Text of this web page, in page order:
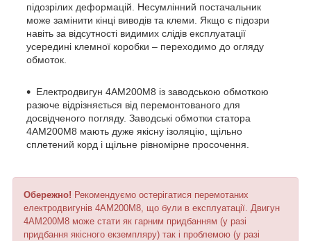
підозрілих деформацій. Несумлінний постачальник
може замінити кінці виводів та клеми. Якщо є підозри
навіть за відсутності видимих слідів експлуатації
усередині клемної коробки – переходимо до огляду
обмоток.
Електродвигун 4АМ200М8 із заводською обмоткою
разюче відрізняється від перемонтованого для
досвідченого погляду. Заводські обмотки статора
4АМ200М8 мають дуже якісну ізоляцію, щільно
сплетений корд і щільне рівномірне просочення.
Обережно! Рекомендуємо остерігатися перемотаних
електродвигунів 4АМ200М8, що були в експлуатації. Двигун
4АМ200М8 може стати як гарним придбанням (у разі
придбання якісного екземпляру) так і проблемою (у разі